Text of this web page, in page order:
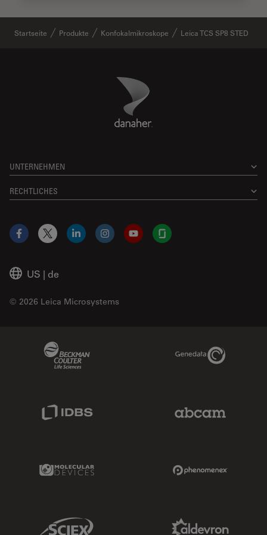
Startseite Produkte Konfokalmikroskope Leica TCS SP8 STED
Danaher Logo
UNTERNEHMEN
RECHTLICHES
US | de
© 2026 Leica Microsystems
Facebook
X LinkedInInstagramYouTubeGlassdoor
Genedata Link
Molecular Devices Link
Sciex Link